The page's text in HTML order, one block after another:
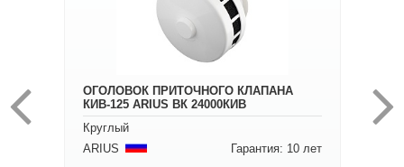
ОГОЛОВОК ПРИТОЧНОГО КЛАПАНА
КИВ-125 ARIUS ВК 24000КИВ
Круглый
ARIUS
Гарантия: 10 лет